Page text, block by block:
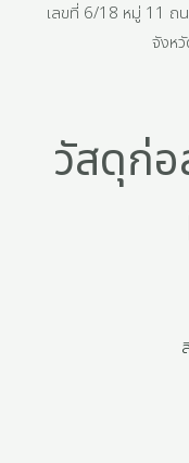
เลขที่ 6/18 หมู่ 11 ถ
จังห
วัสดุก่อ